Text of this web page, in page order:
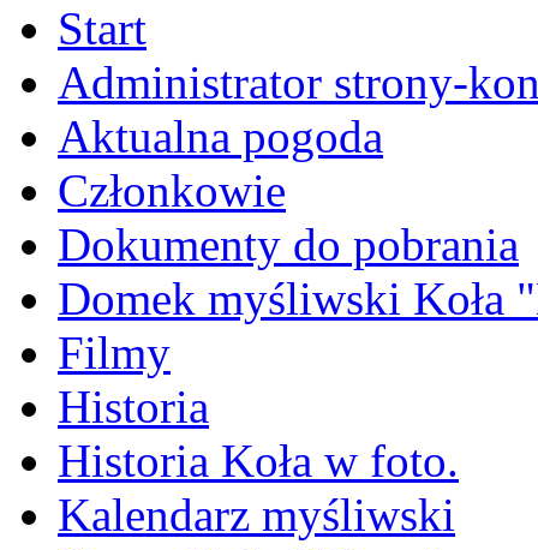
Start
Administrator strony-
Aktualna pogoda
Członkowie
Dokumenty do pobrania
Domek myśliwski Koła
Filmy
Historia
Historia Koła w foto.
Kalendarz myśliwski